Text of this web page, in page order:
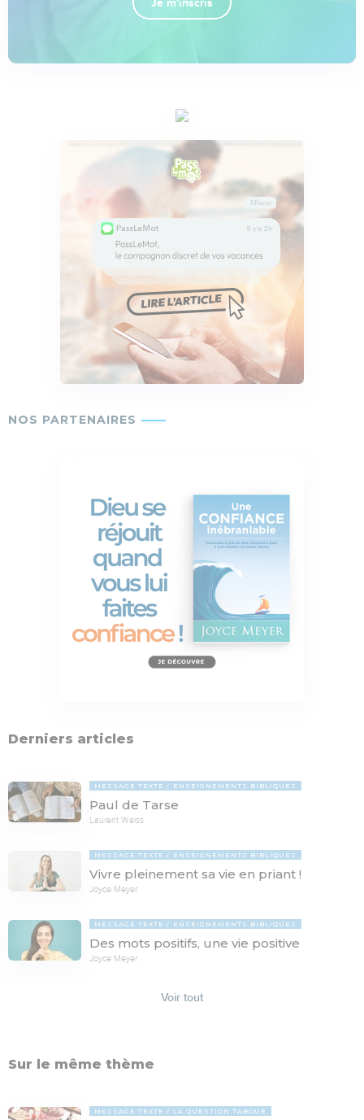
Derniers articles
MESSAGE TEXTE ENSEIGNEMENTS BIBLIQUES
Paul de Tarse
Laurent Weiss
MESSAGE TEXTE ENSEIGNEMENTS BIBLIQUES
Vivre pleinement sa vie en priant !
Joyce Meyer
MESSAGE TEXTE ENSEIGNEMENTS BIBLIQUES
Des mots positifs, une vie positive
Joyce Meyer
Voir tout
Sur le même thème
MESSAGE TEXTE LA QUESTION TABOUE